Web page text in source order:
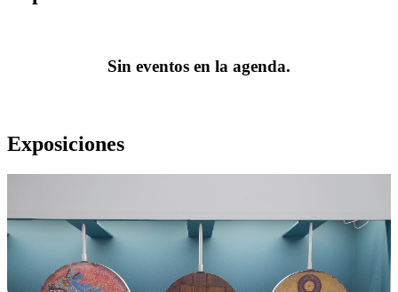
Sin eventos en la agenda.
Exposiciones